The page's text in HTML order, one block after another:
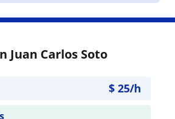
Juan Carlos Soto
$ 25/h